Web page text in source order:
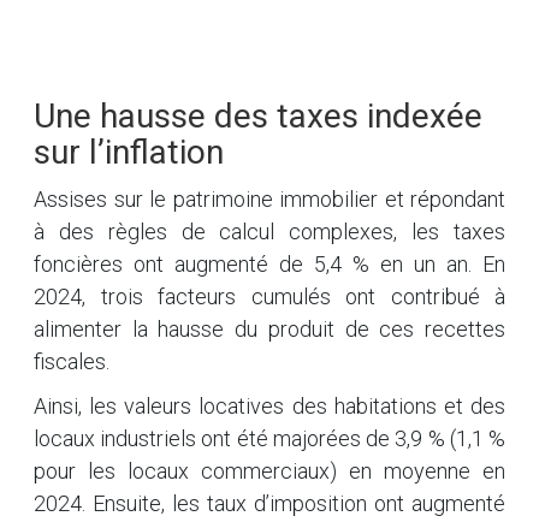
Une hausse des taxes indexée
sur l’inflation
Assises sur le patrimoine immobilier et répondant
à des règles de calcul complexes, les taxes
foncières ont augmenté de 5,4 % en un an. En
2024, trois facteurs cumulés ont contribué à
alimenter la hausse du produit de ces recettes
fiscales.
Ainsi, les valeurs locatives des habitations et des
locaux industriels ont été majorées de 3,9 % (1,1 %
pour les locaux commerciaux) en moyenne en
2024. Ensuite, les taux d’imposition ont augmenté